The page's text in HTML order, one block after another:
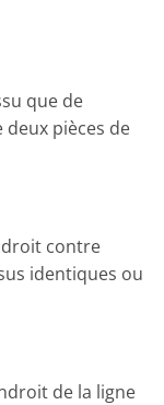
que de
pièces de
contre
identiques ou
de la ligne